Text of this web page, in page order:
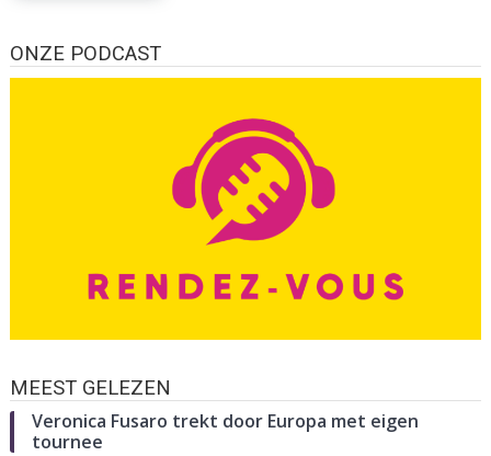
ONZE PODCAST
MEEST GELEZEN
Veronica Fusaro trekt door Europa met eigen
tournee